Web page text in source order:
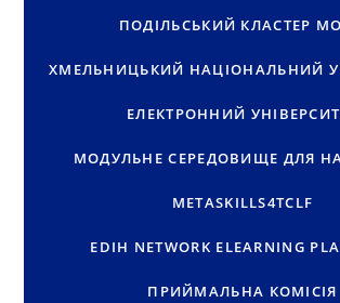
ПОДІЛЬСЬКИЙ КЛАСТЕР
ХМЕЛЬНИЦЬКИЙ НАЦІОНАЛЬНИЙ
ЕЛЕКТРОННИЙ
МОДУЛЬНЕ СЕРЕДОВИЩЕ ДЛЯ
METASKILLS4TCLF
EDIH NETWORK ELEARNING
ПРИЙМАЛЬНА КОМІСІЯ